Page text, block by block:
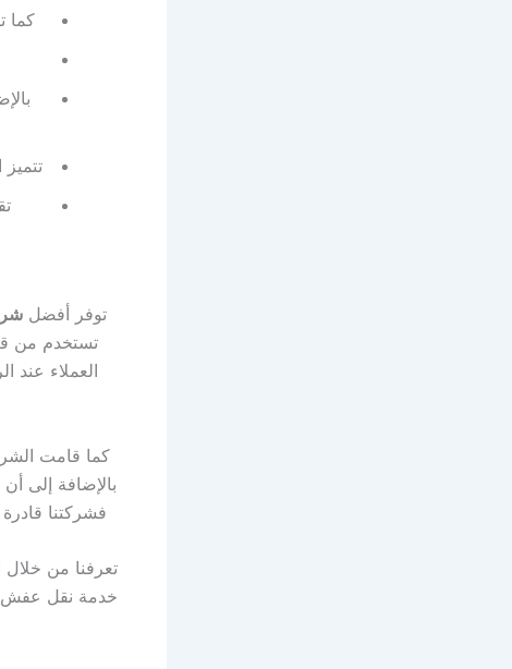
كما
توفر أفضل
تستخدم من
العملاء
كما قامت
بالإضافة إلى
فشركتنا
تعرفنا من
خدمة نقل عفش